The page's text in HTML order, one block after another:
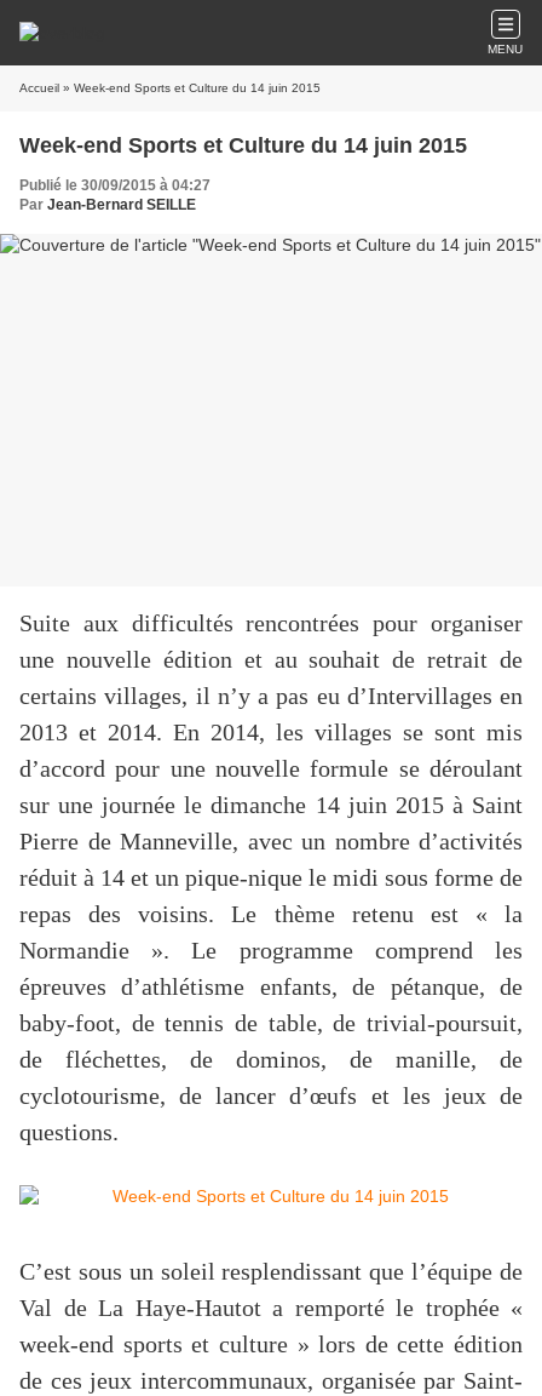
MENU
Accueil » Week-end Sports et Culture du 14 juin 2015
Week-end Sports et Culture du 14 juin 2015
Publié le 30/09/2015 à 04:27
Par Jean-Bernard SEILLE
Suite aux difficultés rencontrées pour organiser
une nouvelle édition et au souhait de retrait de
certains villages, il n’y a pas eu d’Intervillages en
2013 et 2014. En 2014, les villages se sont mis
d’accord pour une nouvelle formule se déroulant
sur une journée le dimanche 14 juin 2015 à Saint
Pierre de Manneville, avec un nombre d’activités
réduit à 14 et un pique-nique le midi sous forme de
repas des voisins. Le thème retenu est « la
Normandie ». Le programme comprend les
épreuves d’athlétisme enfants, de pétanque, de
baby-foot, de tennis de table, de trivial-poursuit,
de fléchettes, de dominos, de manille, de
cyclotourisme, de lancer d’œufs et les jeux de
questions.
C’est sous un soleil resplendissant que l’équipe de
Val de La Haye-Hautot a remporté le trophée «
week-end sports et culture » lors de cette édition
de ces jeux intercommunaux, organisée par Saint-